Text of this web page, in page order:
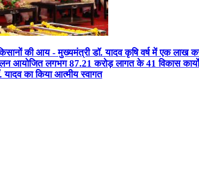
की आय - मुख्यमंत्री डॉ. यादव कृषि वर्ष में एक लाख
आयोजित लगभग 87.21 करोड़ लागत के 41 विकास
का किया आत्मीय स्वागत